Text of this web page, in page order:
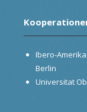
Ibero-
Berlin
Universitat